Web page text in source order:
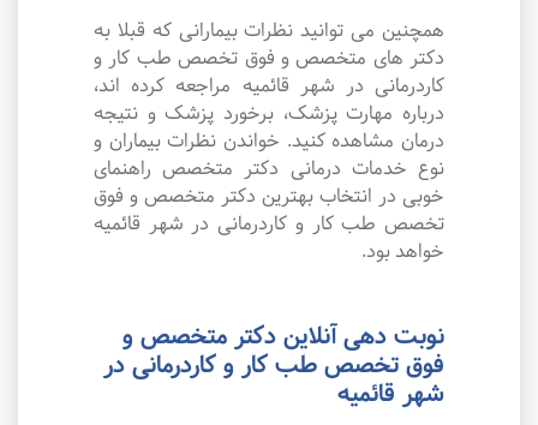
همچنین می توانید نظرات بیمارانی که قبلا به
دکتر های متخصص و فوق تخصص طب کار و
کاردرمانی در شهر قائمیه مراجعه کرده اند،
درباره مهارت پزشک، برخورد پزشک و نتیجه
درمان مشاهده کنید. خواندن نظرات بیماران و
نوع خدمات درمانی دکتر متخصص راهنمای
خوبی در انتخاب بهترین دکتر متخصص و فوق
تخصص طب کار و کاردرمانی در شهر قائمیه
خواهد بود.
نوبت دهی آنلاین دکتر متخصص و
فوق تخصص طب کار و کاردرمانی در
شهر قائمیه